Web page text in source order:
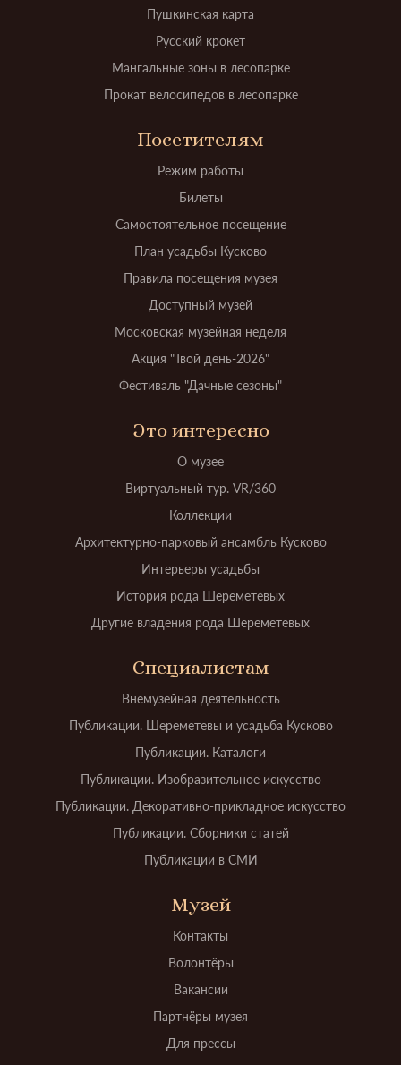
Пушкинская карта
Русский крокет
Мангальные зоны в лесопарке
Прокат велосипедов в лесопарке
Посетителям
Режим работы
Билеты
Самостоятельное посещение
План усадьбы Кусково
Правила посещения музея
Доступный музей
Московская музейная неделя
Акция "Твой день-2026"
Фестиваль "Дачные сезоны"
Это интересно
О музее
Виртуальный тур. VR/360
Коллекции
Архитектурно-парковый ансамбль Кусково
Интерьеры усадьбы
История рода Шереметевых
Другие владения рода Шереметевых
Специалистам
Внемузейная деятельность
Публикации. Шереметевы и усадьба Кусково
Публикации. Каталоги
Публикации. Изобразительное искусство
Публикации. Декоративно-прикладное искусство
Публикации. Сборники статей
Публикации в СМИ
Музей
Контакты
Волонтёры
Вакансии
Партнёры музея
Для прессы